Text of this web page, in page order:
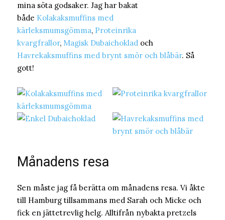
mina söta godsaker. Jag har bakat
både Kolakaksmuffins med
kärleksmumsgömma, Proteinrika
kvargfrallor, Magisk Dubaichoklad och
Havrekaksmuffins med brynt smör och blåbär. Så
gott!
Månadens resa
Sen måste jag få berätta om månadens resa. Vi åkte
till Hamburg tillsammans med Sarah och Micke och
fick en jättetrevlig helg. Alltifrån nybakta pretzels